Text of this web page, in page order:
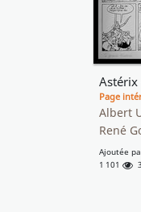
Astérix
Page
Albert
René
Ajoutée
1 101